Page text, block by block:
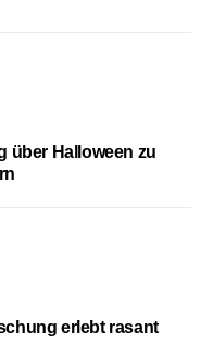
über Halloween zu
erlebt rasant